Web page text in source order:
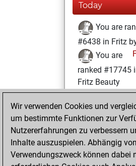
Today
You are
#6438 in Fritz
You are
ranked #17745
Fritz Beauty
Dienstag,
November 9,
You won
against Fritz
Wir verwenden Cookies und
um bestimmte Funktionen zur
Nutzererfahrungen zu verbessern
Inhalte auszuspielen. Abhängig
Verwendungszweck können dabei